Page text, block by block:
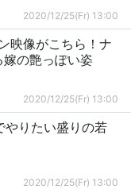
2020/12/25(Fr) 13:00
映像がこちら！ナ
の艶っぽい姿
2020/12/25(Fr) 13:00
やりたい盛りの若
2020/12/25(Fr) 13:00